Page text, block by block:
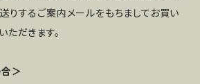
りするご案内メールをもちましてお買い
ただきます。
＞